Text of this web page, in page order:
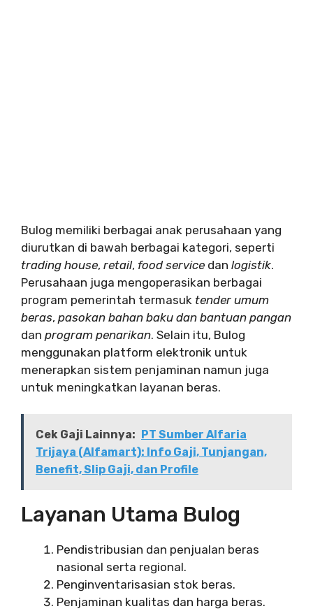
Bulog memiliki berbagai anak perusahaan yang
diurutkan di bawah berbagai kategori, seperti
trading house, retail, food service dan logistik.
Perusahaan juga mengoperasikan berbagai
program pemerintah termasuk tender umum
beras, pasokan bahan baku dan bantuan pangan
dan program penarikan. Selain itu, Bulog
menggunakan platform elektronik untuk
menerapkan sistem penjaminan namun juga
untuk meningkatkan layanan beras.
Cek Gaji Lainnya:
PT Sumber Alfaria
Trijaya (Alfamart): Info Gaji, Tunjangan,
Benefit, Slip Gaji, dan Profile
Layanan Utama Bulog
Pendistribusian dan penjualan beras
nasional serta regional.
Penginventarisasian stok beras.
Penjaminan kualitas dan harga beras.